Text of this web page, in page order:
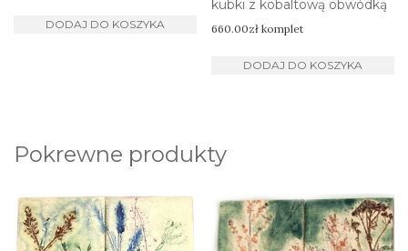
DODAJ DO KOSZYKA
kubki z kobaltową obwódką
660.00zł komplet
DODAJ DO KOSZYKA
Pokrewne produkty